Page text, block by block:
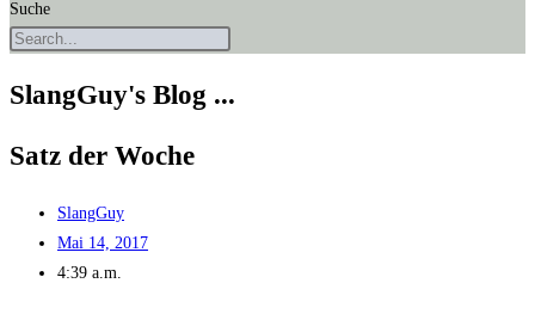
Suche
SlangGuy's Blog ...
Satz der Woche
SlangGuy
Mai 14, 2017
4:39 a.m.